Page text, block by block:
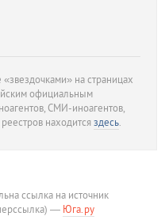
на страницах
официальным
СМИ-иноагентов,
находитсяздесь.
ссылка на источник
— Юга.ру